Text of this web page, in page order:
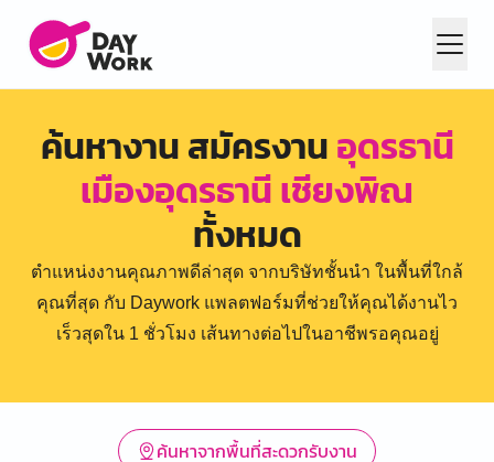
ค้นหางาน สมัครงานอุดรธานี
เมืองอุดรธานี เชียงพิณ
ทั้งหมด
ตำแหน่งงานคุณภาพดีล่าสุด จากบริษัทชั้นนำ ในพื้นที่ใกล้
คุณที่สุด กับ Daywork แพลตฟอร์มที่ช่วยให้คุณได้งานไว
เร็วสุดใน 1 ชั่วโมง เส้นทางต่อไปในอาชีพรอคุณอยู่
ค้นหาจากพื้นที่สะดวกรับงาน